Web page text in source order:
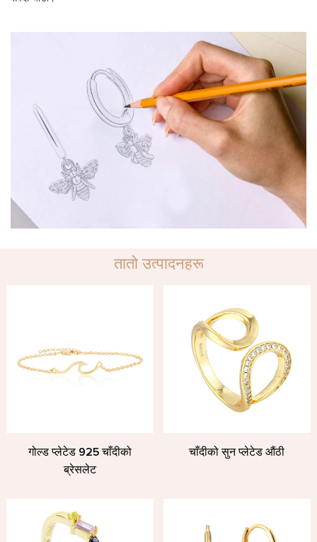
तातो उत्पादनहरू
गोल्ड प्लेटेड 925 चाँदीको
ब्रेसलेट
चाँदीको सुन प्लेटेड औंठी